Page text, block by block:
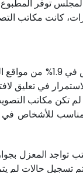
بخصوص سير عملية
في تعليق لافتات